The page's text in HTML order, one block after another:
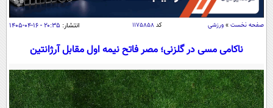
اقتصاد
اقتصادی
جامعه
حوادث
بین الملل
صفحه نخست » ورزشی کد ۱۱۷۵۸۵۸ انتشار: ۲۰:۳۵ - ۱۶-۰۴-۱۴۰۵
ناکامی مسی در گلزنی؛ مصر فاتح نیمه اول مقابل آرژانتین